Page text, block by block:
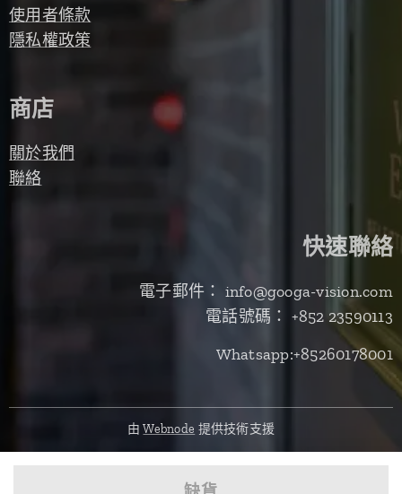
使用者條款
隱私權政策
商店
關於我們
聯絡
快速聯絡
電子郵件： info@googa-vision.com
電話號碼： +852 23590113
Whatsapp:+85260178001
由Webnode 提供技術支援